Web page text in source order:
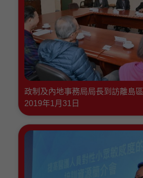
政制及內地事務局局長到訪離島區
2019年1月31日